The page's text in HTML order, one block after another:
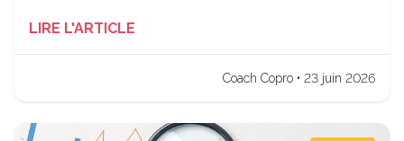
LIRE L'ARTICLE
Coach Copro • 23 juin 2026